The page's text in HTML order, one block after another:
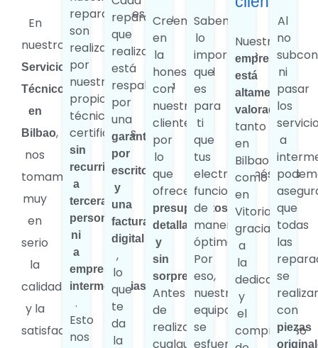
En
nuestro
Servicio
Técnico
en
Bilbao,
nos
tomamos
muy
en
serio
la
calidad
y la
satisfacción
reparaciones
son
realizadas
por
nuestros
propios
técnicos
certificados,
sin
recurrir
a
terceras
personas
ni
a
empresas
intermediarias
.
Esto
nos
reparación
que
realizamos
está
respaldada
por
una
garantía
por
escrito
y
una
factura
digital
,
lo
que
te
da
la
Creemos
en
la
honestidad
con
nuestros
clientes,
por
lo
que
ofrecemos
presupuestos
detallados
y
sin
sorpresas
Antes
de
realizar
cualquier
Sabemos
lo
importante
que
es
para
ti
que
tus
electrodomésticos
funcionen
de
manera
óptima.
Por
eso,
nuestro
equipo
se
esfuerza
Nuestra
empresa
está
altamente
valorada
tanto
en
Bilbao
como
en
Vitoria,
gracias
a
la
dedicación
y
el
compromiso
Al
no
ni
pasar
los
a
que
todas
las
se
con
piezas